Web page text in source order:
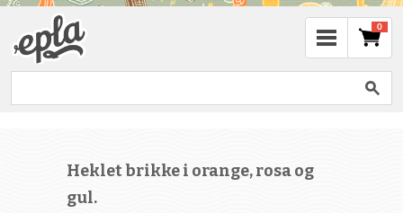
0
Heklet brikke i orange, rosa og
gul.